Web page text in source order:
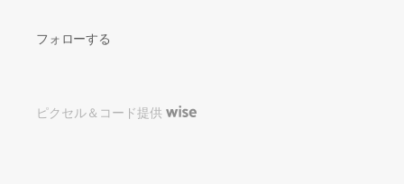
フォローする
ピクセル＆コード提供